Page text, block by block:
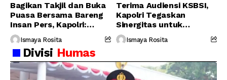
Bagikan Takjil dan Buka
Puasa Bersama Bareng
Insan Pers, Kapolri:
Suara Media Suara
Publik
Ismaya Rosita
Terima Audiensi KSBSI,
Kapolri Tegaskan
Sinergitas untuk
Perjuangkan Hak Buruh
Ismaya Rosita
Divisi Humas